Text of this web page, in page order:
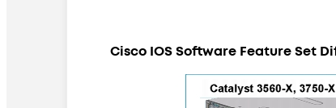
Cisco IOS Software Feature Set